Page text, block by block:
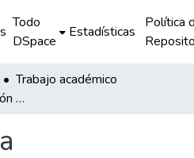
Todo
DSpace
Estadísticas
Política
Trabajo académico
Mejorando la comprensión de textos a través del manejo de técnicas y estrategias didácticas pertinentes, en la Institución Educativa Heraldo Chankas de la Comunidad de Otas Bellavista.